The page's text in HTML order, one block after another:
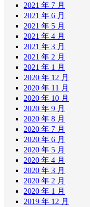
2021 年 7 月
2021 年 6 月
2021 年 5 月
2021 年 4 月
2021 年 3 月
2021 年 2 月
2021 年 1 月
2020 年 12 月
2020 年 11 月
2020 年 10 月
2020 年 9 月
2020 年 8 月
2020 年 7 月
2020 年 6 月
2020 年 5 月
2020 年 4 月
2020 年 3 月
2020 年 2 月
2020 年 1 月
2019 年 12 月